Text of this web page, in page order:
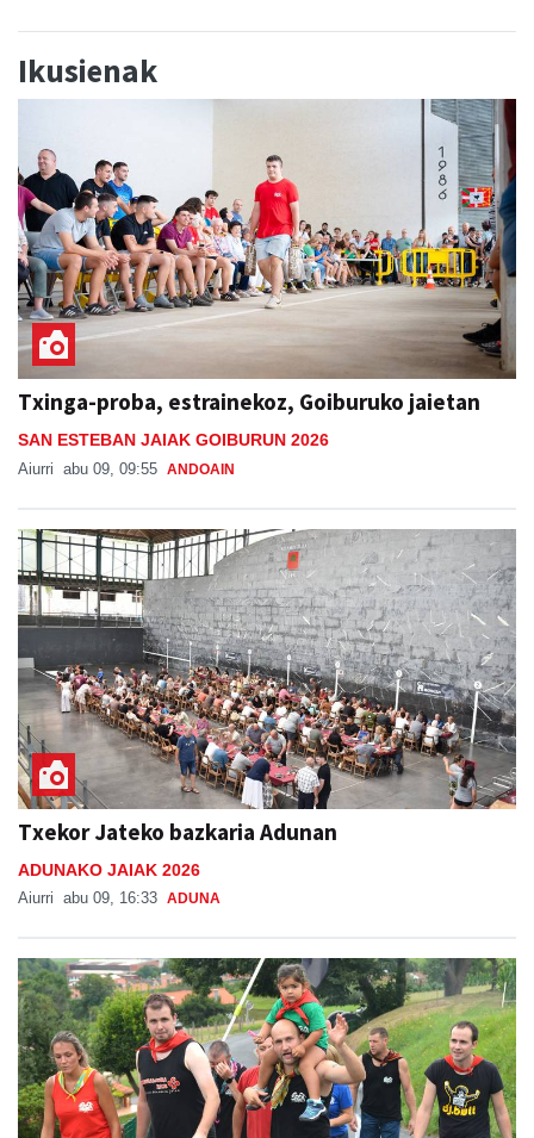
Ikusienak
Txinga-proba, estrainekoz, Goiburuko jaietan
SAN ESTEBAN JAIAK GOIBURUN 2026
Aiurri abu 09, 09:55 ANDOAIN
Txekor Jateko bazkaria Adunan
ADUNAKO JAIAK 2026
Aiurri abu 09, 16:33 ADUNA